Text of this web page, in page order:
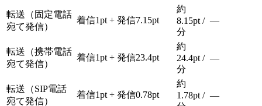
転送（固定電話
宛て発信）
着信1pt + 発信7.15pt
約
8.15pt /
分
—
転送（携帯電話
宛て発信）
着信1pt + 発信23.4pt
約
24.4pt /
分
—
転送（SIP電話
宛て発信）
着信1pt + 発信0.78pt
約
1.78pt / —